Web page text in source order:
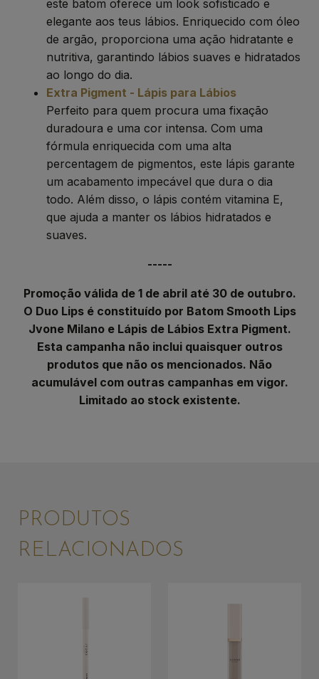
este batom oferece um look sofisticado e
elegante aos teus lábios. Enriquecido com óleo
de argão, proporciona uma ação hidratante e
nutritiva, garantindo lábios suaves e hidratados
ao longo do dia.
Extra Pigment - Lápis para Lábios
Perfeito para quem procura uma fixação
duradoura e uma cor intensa. Com uma
fórmula enriquecida com uma alta
percentagem de pigmentos, este lápis garante
um acabamento impecável que dura o dia
todo. Além disso, o lápis contém vitamina E,
que ajuda a manter os lábios hidratados e
suaves.
-----
Promoção válida de 1 de abril até 30 de outubro.
O Duo Lips é constituído por Batom Smooth Lips
Jvone Milano e Lápis de Lábios Extra Pigment.
Esta campanha não inclui quaisquer outros
produtos que não os mencionados. Não
acumulável com outras campanhas em vigor.
Limitado ao stock existente.
PRODUTOS
RELACIONADOS